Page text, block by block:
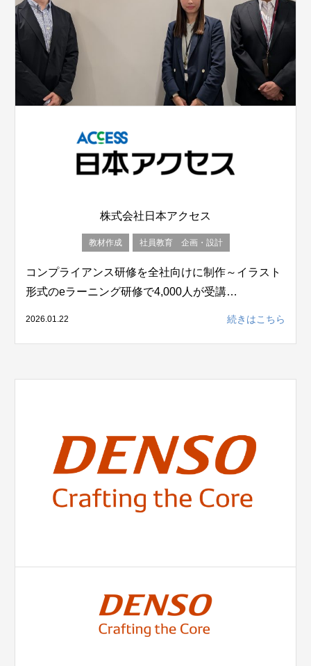
株式会社日本アクセス
教材作成 社員教育 企画・設計
コンプライアンス研修を全社向けに制作～イラスト
形式のeラーニング研修で4,000人が受講…
2026.01.22 続きはこちら